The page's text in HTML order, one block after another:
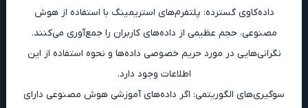
داده‌کاوی گسترده: پلتفرم‌های استریمینگ با استفاده از هوش
مصنوعی، حجم عظیمی از داده‌های کاربران را جمع‌آوری می‌کنند.
نگرانی‌هایی در مورد حریم خصوصی داده‌ها و نحوه استفاده از این
اطلاعات وجود دارد.
سوگیری‌های الگوریتمی: اگر داده‌های آموزشی هوش مصنوعی دارای